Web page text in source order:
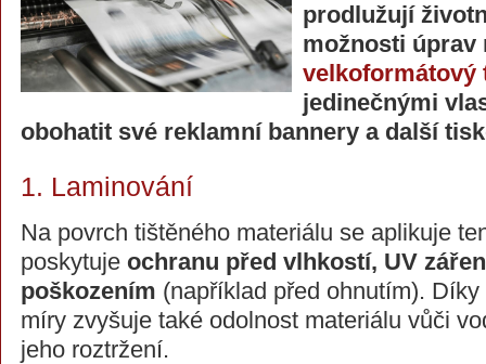
prodlužují
možnosti úprav
velkoformátový
jedinečnými
obohatit své reklamní bannery a další
1. Laminování
Na povrch tištěného materiálu se aplikuje
poskytuje ochranu před vlhkostí, UV
poškozením (například před ohnutím).
míry zvyšuje také odolnost materiálu vůči
jeho roztržení.